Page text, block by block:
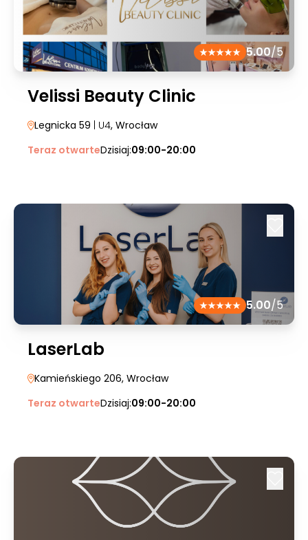
5.00/5
Velissi Beauty Clinic
Legnicka 59 | U4, Wrocław
Teraz otwarteDzisiaj:09:00-20:00
5.00/5
LaserLab
Kamieńskiego 206, Wrocław
Teraz otwarteDzisiaj:09:00-20:00